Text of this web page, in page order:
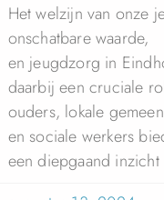
Het welzijn van onze
onschatbare waarde,
en jeugdzorg in
daarbij een cruciale
ouders, lokale
en sociale werkers
een diepgaand inzicht